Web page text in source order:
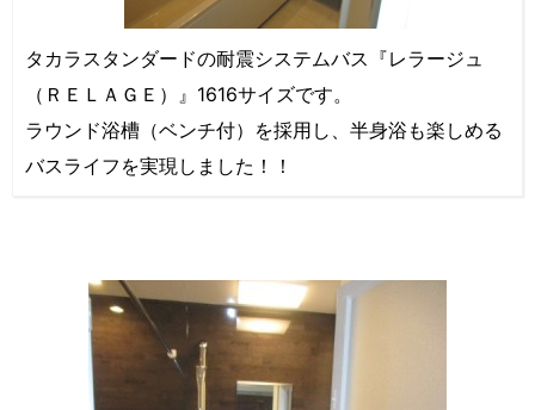
タカラスタンダードの耐震システムバス『レラージュ
（ＲＥＬＡＧＥ）』1616サイズです。
ラウンド浴槽（ベンチ付）を採用し、半身浴も楽しめる
バスライフを実現しました！！